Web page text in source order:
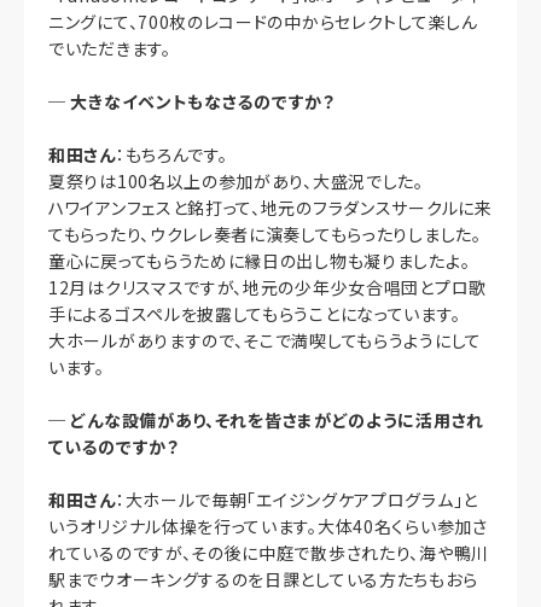
ニングにて、700枚のレコードの中からセレクトして楽しん
でいただきます。
─大きなイベントもなさるのですか？
和田さん：もちろんです。
夏祭りは100名以上の参加があり、大盛況でした。
ハワイアンフェスと銘打って、地元のフラダンスサークルに来
てもらったり、ウクレレ奏者に演奏してもらったりしました。
童心に戻ってもらうために縁日の出し物も凝りましたよ。
12月はクリスマスですが、地元の少年少女合唱団とプロ歌
手によるゴスペルを披露してもらうことになっています。
大ホールがありますので、そこで満喫してもらうようにして
います。
─ どんな設備があり、それを皆さまがどのように活用され
ているのですか？
和田さん：大ホールで毎朝「エイジングケアプログラム」と
いうオリジナル体操を行っています。大体40名くらい参加さ
れているのですが、その後に中庭で散歩されたり、海や鴨川
駅までウオーキングするのを日課としている方たちもおら